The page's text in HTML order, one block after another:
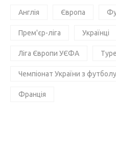
Англія Європа
Прем'єр-ліга Українці
Ліга Європи УЄФА
Чемпіонат України з футболу
Франція